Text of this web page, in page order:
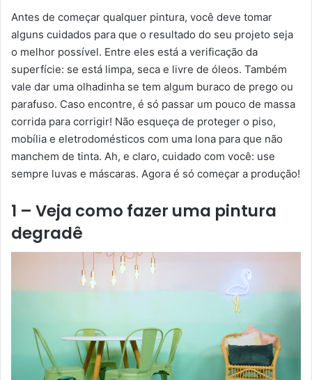
Antes de começar qualquer pintura, você deve tomar
alguns cuidados para que o resultado do seu projeto seja
o melhor possível. Entre eles está a verificação da
superfície: se está limpa, seca e livre de óleos. Também
vale dar uma olhadinha se tem algum buraco de prego ou
parafuso. Caso encontre, é só passar um pouco de massa
corrida para corrigir! Não esqueça de proteger o piso,
mobília e eletrodomésticos com uma lona para que não
manchem de tinta. Ah, e claro, cuidado com você: use
sempre luvas e máscaras. Agora é só começar a produção!
1 – Veja como fazer uma pintura
degradê